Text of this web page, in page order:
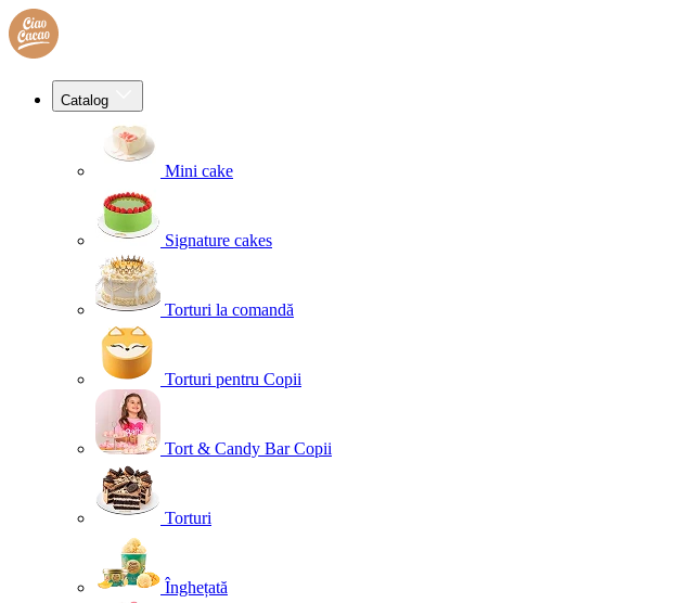
Catalog
Mini cake
Signature cakes
Torturi la comandă
Torturi pentru Copii
Tort & Candy Bar Copii
Torturi
Înghețată